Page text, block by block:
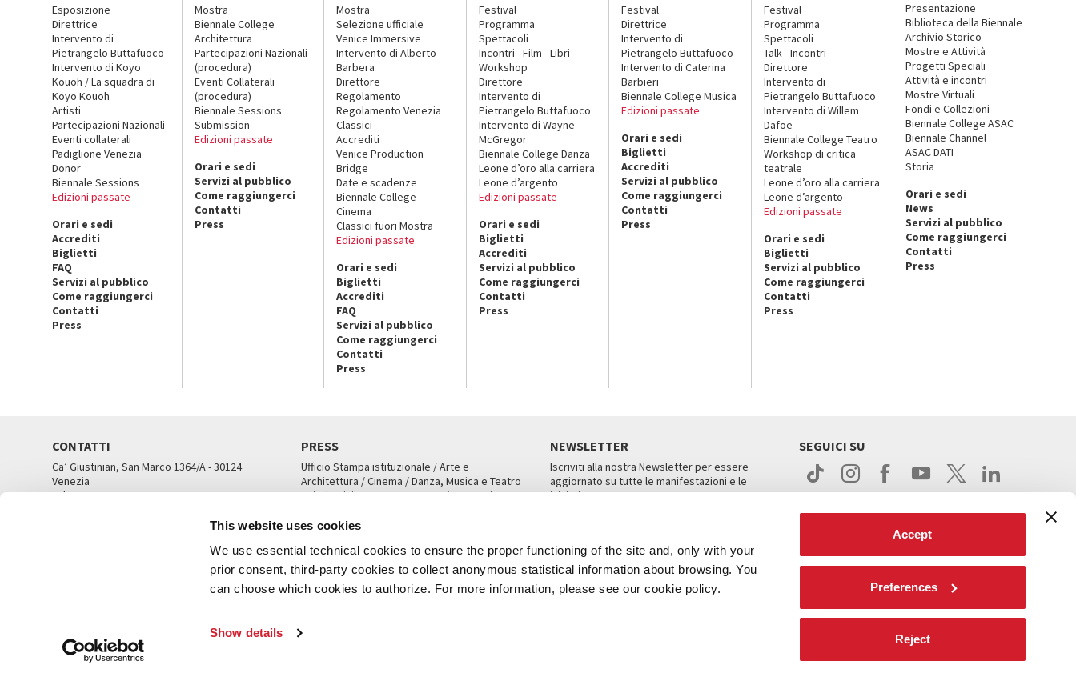
This website uses cookies
We use essential technical cookies to ensure the proper functioning of the site and, only with your
prior consent, third-party cookies to collect anonymous statistical information about browsing. You
can choose which cookies to authorize. For more information, please see our cookie policy.
Show details
Accept
Preferences
Reject
Esposizione
Direttrice
Intervento di
Pietrangelo Buttafuoco
Intervento di Koyo
Kouoh / La squadra di
Koyo Kouoh
Artisti
Partecipazioni Nazionali
Eventi collaterali
Padiglione Venezia
Donor
Biennale Sessions
Edizioni passate
Orari e sedi
Accrediti
Biglietti
FAQ
Servizi al pubblico
Come raggiungerci
Contatti
Press
Mostra
Biennale College
Architettura
Partecipazioni Nazionali
(procedura)
Eventi Collaterali
(procedura)
Biennale Sessions
Submission
Edizioni passate
Orari e sedi
Servizi al pubblico
Come raggiungerci
Contatti
Press
Mostra
Selezione ufficiale
Venice Immersive
Intervento di Alberto
Barbera
Direttore
Regolamento
Regolamento Venezia
Classici
Accrediti
Venice Production
Bridge
Date e scadenze
Biennale College
Cinema
Classici fuori Mostra
Edizioni passate
Orari e sedi
Biglietti
Accrediti
FAQ
Servizi al pubblico
Come raggiungerci
Contatti
Press
Festival
Programma
Spettacoli
Incontri - Film - Libri -
Workshop
Direttore
Intervento di
Pietrangelo Buttafuoco
Intervento di Wayne
McGregor
Biennale College Danza
Leone d’oro alla carriera
Leone d’argento
Edizioni passate
Orari e sedi
Biglietti
Accrediti
Servizi al pubblico
Come raggiungerci
Contatti
Press
Festival
Direttrice
Intervento di
Pietrangelo Buttafuoco
Intervento di Caterina
Barbieri
Biennale College Musica
Edizioni passate
Orari e sedi
Biglietti
Accrediti
Servizi al pubblico
Come raggiungerci
Contatti
Press
Festival
Programma
Spettacoli
Talk - Incontri
Direttore
Intervento di
Pietrangelo Buttafuoco
Intervento di Willem
Dafoe
Biennale College Teatro
Workshop di critica
teatrale
Leone d’oro alla carriera
Leone d’argento
Edizioni passate
Orari e sedi
Biglietti
Servizi al pubblico
Come raggiungerci
Contatti
Press
Presentazione
Biblioteca della Biennale
Archivio Storico
Mostre e Attività
Progetti Speciali
Attività e incontri
Mostre Virtuali
Fondi e Collezioni
Biennale College ASAC
Biennale Channel
ASAC DATI
Storia
Orari e sedi
News
Servizi al pubblico
Come raggiungerci
Contatti
Press
CONTATTI
Ca’ Giustinian, San Marco 1364/A - 30124
Venezia
Tel. 041 5218711
PRESS
Ufficio Stampa istituzionale / Arte e
Architettura / Cinema / Danza, Musica e Teatro
Ca’ Giustinian, San Marco 1364/A, Venezia
UFFICI STAMPA
NEWSLETTER
Iscriviti alla nostra Newsletter per essere
aggiornato su tutte le manifestazioni e le
iniziative.
SEGUICI SU